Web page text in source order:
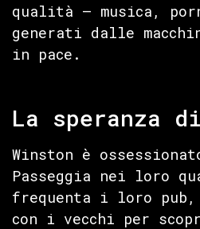
qualità — musica,
generati dalle
in pace.
La speranza
Winston è
Passeggia nei loro
frequenta i loro
con i vecchi per